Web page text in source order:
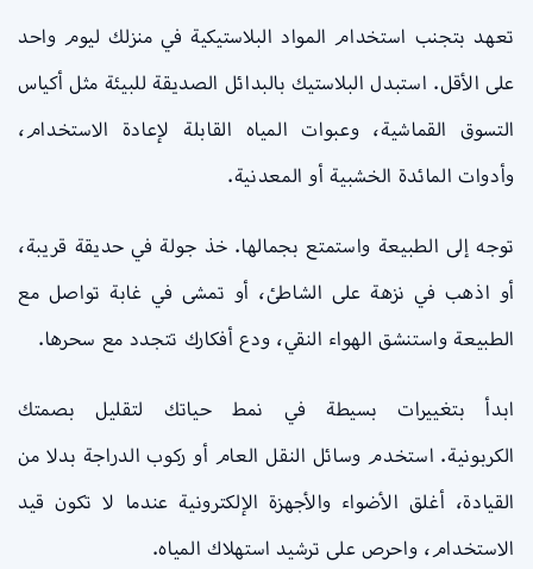
تعهد بتجنب استخدام المواد البلاستيكية في منزلك ليوم واحد
على الأقل. استبدل البلاستيك بالبدائل الصديقة للبيئة مثل أكياس
التسوق القماشية، وعبوات المياه القابلة لإعادة الاستخدام،
وأدوات المائدة الخشبية أو المعدنية.
توجه إلى الطبيعة واستمتع بجمالها. خذ جولة في حديقة قريبة،
أو اذهب في نزهة على الشاطئ، أو تمشى في غابة تواصل مع
الطبيعة واستنشق الهواء النقي، ودع أفكارك تتجدد مع سحرها.
ابدأ بتغييرات بسيطة في نمط حياتك لتقليل بصمتك
الكربونية. استخدم وسائل النقل العام أو ركوب الدراجة بدلا من
القيادة، أغلق الأضواء والأجهزة الإلكترونية عندما لا تكون قيد
الاستخدام، واحرص على ترشيد استهلاك المياه.